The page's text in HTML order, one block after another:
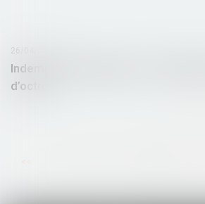
Indemnité d’habillage et de
d’octroi
26/04/2016
<<